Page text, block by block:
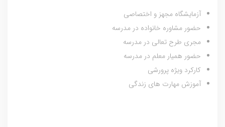
آزمایشگاه مجهز و اختصاصی
حضور مشاوره خانواده در مدرسه
مجری طرح تعالی در مدرسه
حضور همیار معلم در مدرسه
کارکرد ویژه پرورشی
آموزش مهارت های زندگی